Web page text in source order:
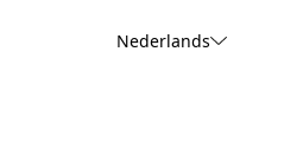
Nederlands